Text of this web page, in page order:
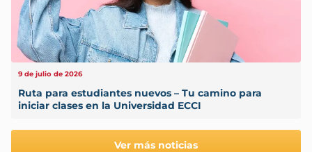
9 de julio de 2026
Ruta para estudiantes nuevos – Tu camino para
iniciar clases en la Universidad ECCI
Ver más noticias